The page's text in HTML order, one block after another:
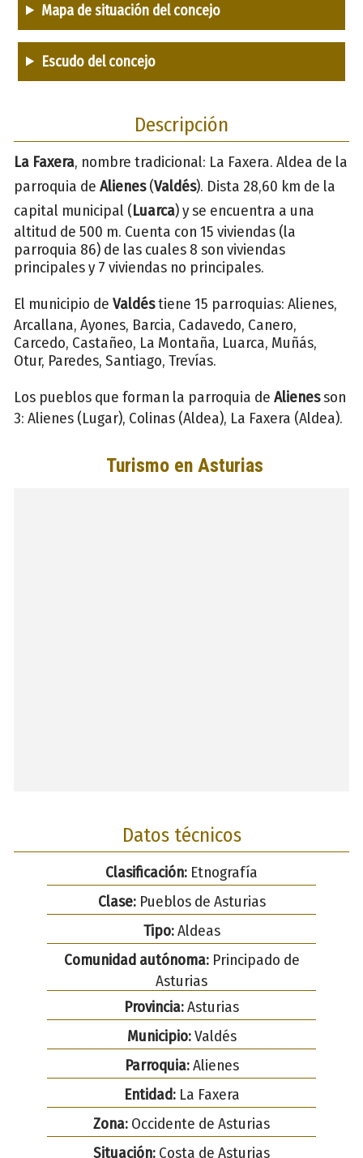
Mapa de situación del concejo
Escudo del concejo
Descripción
La Faxera, nombre tradicional: La Faxera. Aldea de la
parroquia de Alienes(Valdés). Dista 28,60 km de la
capital municipal (Luarca) y se encuentra a una
altitud de 500 m. Cuenta con 15 viviendas (la
parroquia 86) de las cuales 8 son viviendas
principales y 7 viviendas no principales.
El municipio de Valdéstiene 15 parroquias: Alienes,
Arcallana, Ayones, Barcia, Cadavedo, Canero,
Carcedo, Castañeo, La Montaña, Luarca, Muñás,
Otur, Paredes, Santiago, Trevías.
Los pueblos que forman la parroquia de Alienesson
3: Alienes (Lugar), Colinas (Aldea), La Faxera (Aldea).
Datos técnicos
Clasificación: Etnografía
Clase:Pueblos de Asturias
Tipo:Aldeas
Comunidad autónoma:Principado de
Asturias
Provincia:Asturias
Municipio:Valdés
Parroquia:Alienes
Entidad:La Faxera
Zona: Occidente de Asturias
Situación: Costa de Asturias